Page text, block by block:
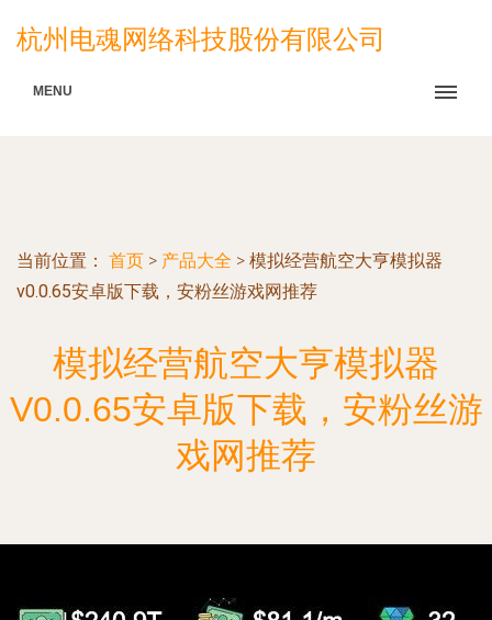
杭州电魂网络科技股份有限公司
MENU
当前位置： 首页 > 产品大全 > 模拟经营航空大亨模拟器
v0.0.65安卓版下载，安粉丝游戏网推荐
模拟经营航空大亨模拟器
V0.0.65安卓版下载，安粉丝游
戏网推荐